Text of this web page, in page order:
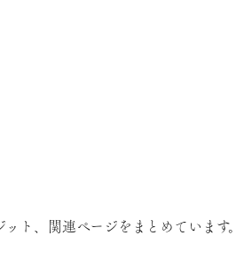
ト、関連ページをまとめています。